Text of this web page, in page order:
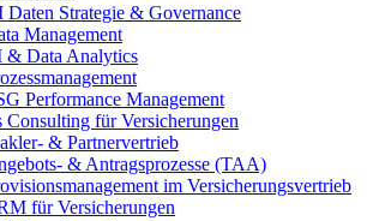
Daten Strategie & Governance
Management
& Data Analytics
Performance Management
Consulting für Versicherungen
& Partnervertrieb
& Antragsprozesse (TAA)
im Versicherungsvertrieb
für Versicherungen